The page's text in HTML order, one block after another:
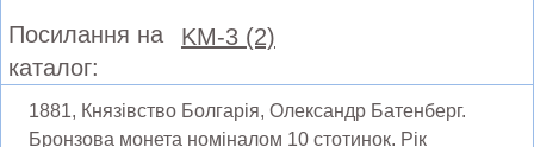
Посилання на
каталог:
KM-3 (2)
1881, Князівство Болгарія, Олександр Батенберг.
Бронзова монета номіналом 10 стотинок. Рік